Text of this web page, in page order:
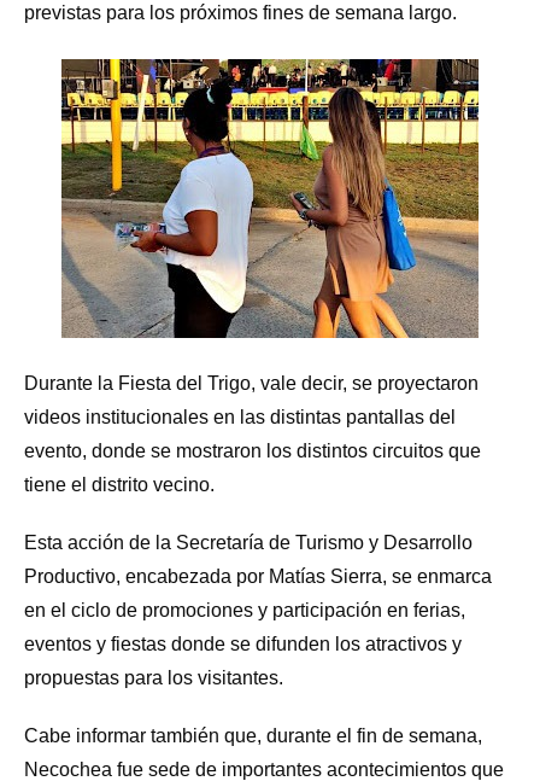
previstas para los próximos fines de semana largo.
Durante la Fiesta del Trigo, vale decir, se proyectaron
videos institucionales en las distintas pantallas del
evento, donde se mostraron los distintos circuitos que
tiene el distrito vecino.
Esta acción de la Secretaría de Turismo y Desarrollo
Productivo, encabezada por Matías Sierra, se enmarca
en el ciclo de promociones y participación en ferias,
eventos y fiestas donde se difunden los atractivos y
propuestas para los visitantes.
Cabe informar también que, durante el fin de semana,
Necochea fue sede de importantes acontecimientos que